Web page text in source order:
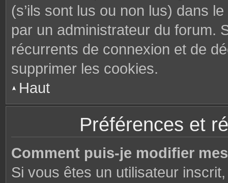
(s’ils sont lus ou non lus) dans
par un administrateur du forum.
récurrents de connexion et de
supprimer les cookies.
Haut
Préférences et
Comment puis-je modifier
Si vous êtes un utilisateur